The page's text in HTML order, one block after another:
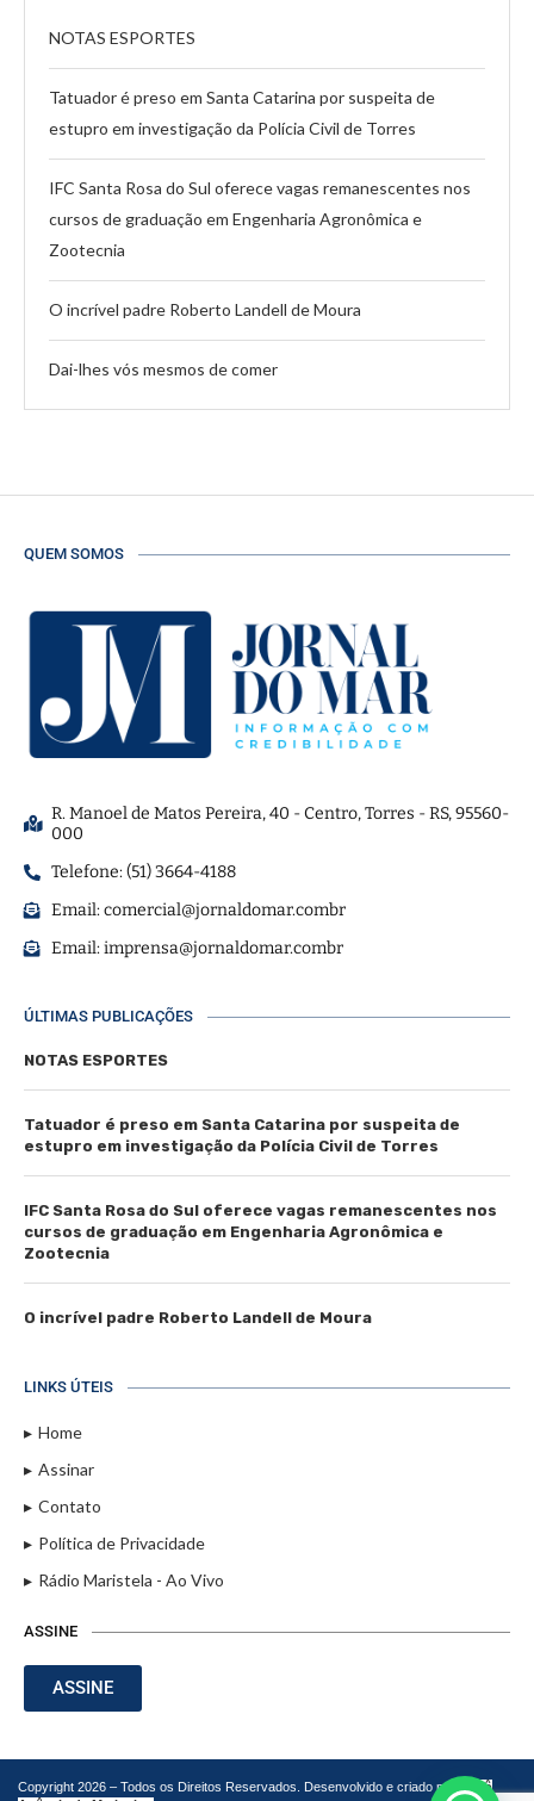
NOTAS ESPORTES
Tatuador é preso em Santa Catarina por suspeita de
estupro em investigação da Polícia Civil de Torres
IFC Santa Rosa do Sul oferece vagas remanescentes nos
cursos de graduação em Engenharia Agronômica e
Zootecnia
O incrível padre Roberto Landell de Moura
Dai-lhes vós mesmos de comer
QUEM SOMOS
R. Manoel de Matos Pereira, 40 - Centro, Torres - RS, 95560-
000
Telefone: (51) 3664-4188
Email:comercial@jornaldomar.combr
Email:imprensa@jornaldomar.combr
ÚLTIMAS PUBLICAÇÕES
NOTAS ESPORTES
Tatuador é preso em Santa Catarina por suspeita de
estupro em investigação da Polícia Civil de Torres
IFC Santa Rosa do Sul oferece vagas remanescentes nos
cursos de graduação em Engenharia Agronômica e
Zootecnia
O incrível padre Roberto Landell de Moura
LINKS ÚTEIS
Home
Assinar
Contato
Política de Privacidade
Rádio Maristela - Ao Vivo
ASSINE
ASSINE
Copyright 2026 – Todos os Direitos Reservados. Desenvolvido e criado por
Cadô